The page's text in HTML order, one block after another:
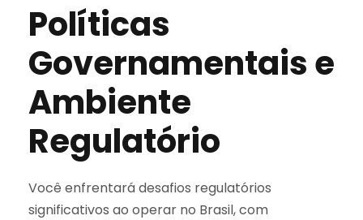
Políticas
Governamentais e
Ambiente
Regulatório
Você enfrentará desafios regulatórios
significativos ao operar no Brasil, com